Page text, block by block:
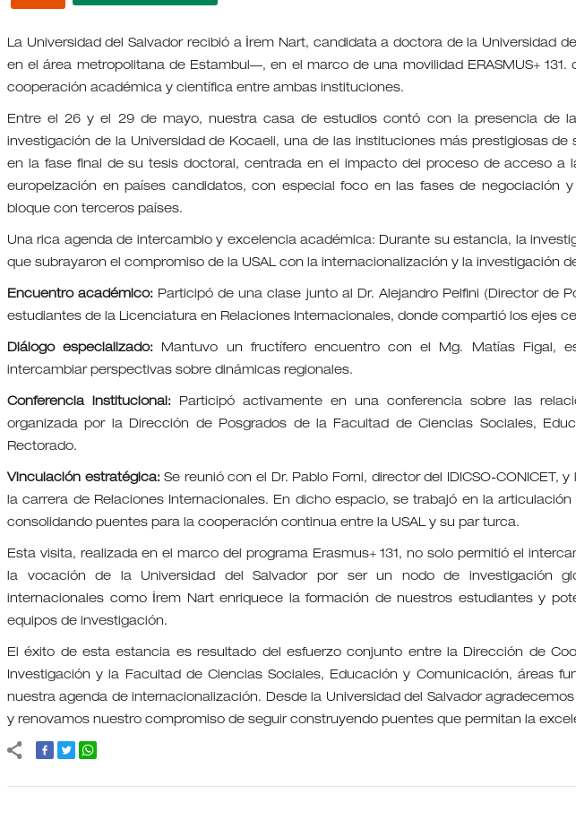
La Universidad del Salvador recibió a İrem Nart, candidata a doctora de la Universidad
en el área metropolitana de Estambul—, en el marco de una movilidad ERASMUS+
cooperación académica y científica entre ambas instituciones.
Entre el 26 y el 29 de mayo, nuestra casa de estudios contó con la presencia de
investigación de la Universidad de Kocaeli, una de las instituciones más prestigiosas
en la fase final de su tesis doctoral, centrada en el impacto del proceso de acceso a
europeización en países candidatos, con especial foco en las fases de negociación
bloque con terceros países.
Una rica agenda de intercambio y excelencia académica: Durante su estancia, la
que subrayaron el compromiso de la USAL con la internacionalización y la investigación
Encuentro académico: Participó de una clase junto al Dr. Alejandro Pelfini (Director de
estudiantes de la Licenciatura en Relaciones Internacionales, donde compartió los ejes
Diálogo especializado: Mantuvo un fructífero encuentro con el Mg. Matías Figal,
intercambiar perspectivas sobre dinámicas regionales.
Conferencia institucional: Participó activamente en una conferencia sobre las
organizada por la Dirección de Posgrados de la Facultad de Ciencias Sociales,
Rectorado.
Vinculación estratégica:Se reunió con el Dr. Pablo Forni, director del IDICSO-CONICET,
la carrera de Relaciones Internacionales. En dicho espacio, se trabajó en la
consolidando puentes para la cooperación continua entre la USAL y su par turca.
Esta visita, realizada en el marco del programa Erasmus+ 131, no solo permitió el
la vocación de la Universidad del Salvador por ser un nodo de investigación
internacionales como İrem Nart enriquece la formación de nuestros estudiantes y
equipos de investigación.
El éxito de esta estancia es resultado del esfuerzo conjunto entre la Dirección de
Investigación y la Facultad de Ciencias Sociales, Educación y Comunicación, áreas
nuestra agenda de internacionalización. Desde la Universidad del Salvador
y renovamos nuestro compromiso de seguir construyendo puentes que permitan la